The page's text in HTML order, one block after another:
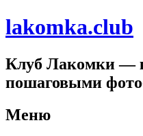
lakomka.club
Клуб Лакомки —
пошаговыми
Меню